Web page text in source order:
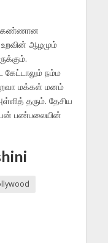
“கண்ணான
ஆழமும்
நம்ம
மக்கள் மனம்
தரும். தேசிய
பண்பலையின்